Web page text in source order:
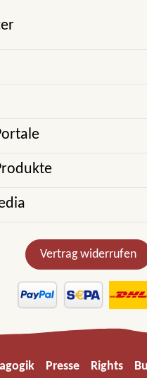
Vertrag widerrufen
Presse Rights